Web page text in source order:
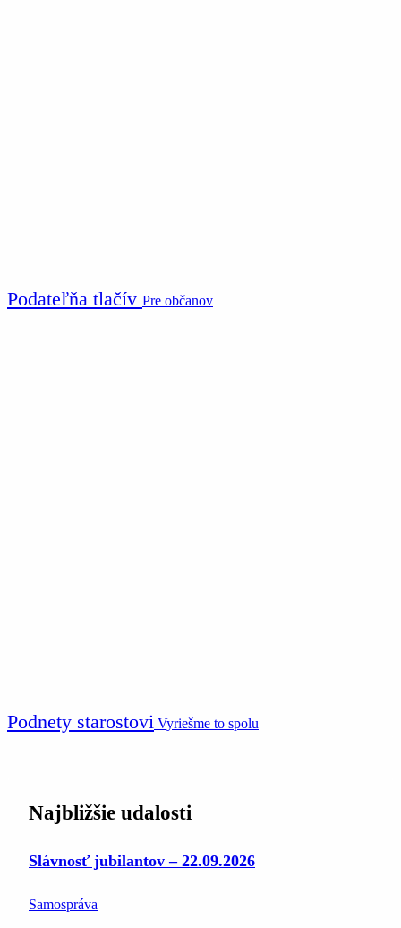
Podateľňa tlačív Pre občanov
Podnety starostovi Vyriešme to spolu
Najbližšie udalosti
Slávnosť jubilantov – 22.09.2026
Samospráva